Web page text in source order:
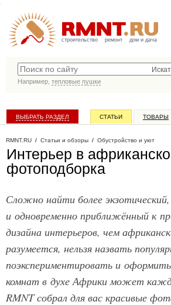
строительство ремонт дом и дача
Например, тепловые пушки
ВЫБРАТЬ РАЗДЕЛ СТАТЬИ ТОВАРЫ
RMNT.RU / Статьи и обзоры / Обустройство и уют
Интерьер в
фотоподборка
Сложно найти более
и одновременно приближённый к
дизайна интерьеров, чем
разумеется, нельзя назвать
поэкспериментировать и
комнат в духе Африки может
RMNT собрал для вас красивые